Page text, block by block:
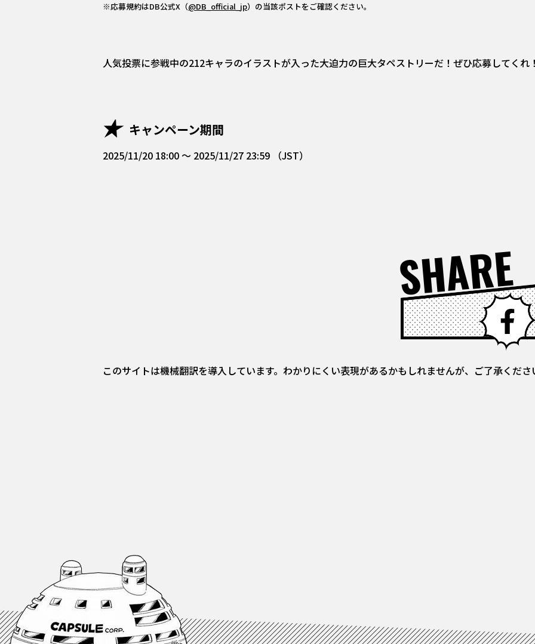
※応募規約はDB公式X（@DB_official_jp）の当該ポストをご確認ください。
人気投票に参戦中の212キャラのイラストが入った大迫力の巨大タペストリーだ！ぜひ応募してくれ！
キャンペーン期間
2025/11/20 18:00 ～ 2025/11/27 23:59 （JST）
SHARE
このサイトは機械翻訳を導入しています。わかりにくい表現があるかもしれませんが、ご了承くださ